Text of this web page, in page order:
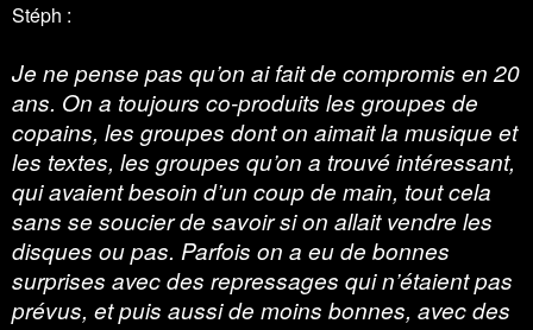
Stéph :
Je ne pense pas qu’on ai fait de compromis en 20
ans. On a toujours co-produits les groupes de
copains, les groupes dont on aimait la musique et
les textes, les groupes qu’on a trouvé intéressant,
qui avaient besoin d’un coup de main, tout cela
sans se soucier de savoir si on allait vendre les
disques ou pas. Parfois on a eu de bonnes
surprises avec des repressages qui n’étaient pas
prévus, et puis aussi de moins bonnes, avec des